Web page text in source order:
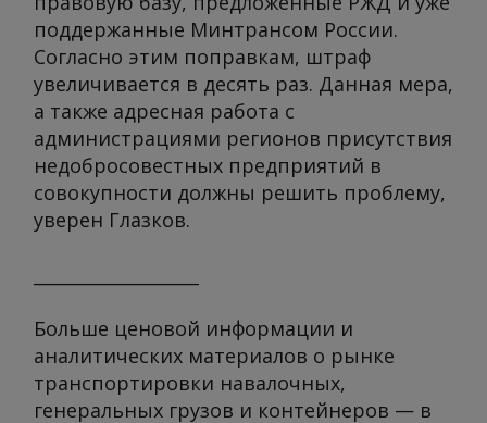
поддержанные Минтрансом России.
Согласно этим поправкам, штраф
увеличивается в десять раз. Данная мера,
а также адресная работа с
администрациями регионов присутствия
недобросовестных предприятий в
совокупности должны решить проблему,
уверен Глазков.
Больше ценовой информации и
аналитических материалов о рынке
транспортировки навалочных,
генеральных грузов и контейнеров — в